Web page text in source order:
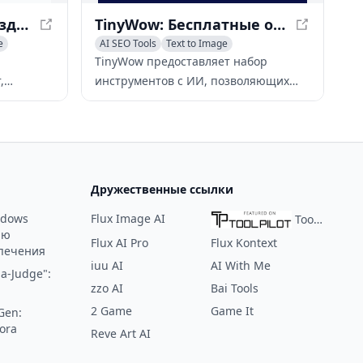
Subtitle Snapshot - Создавайте реалистичные скриншоты с субтитрами
видео,
TinyWow: Бесплатные онлайн-инструменты с ИИ для PDF, изображений, видео и написания текстов
AI SEO Tools
Text to Image
AI Photo & Image Generator
TinyWow предоставляет набор
инструментов с ИИ, позволяющих
пользователям редактировать,
изображения, видео и текстовый
Judge":
Дружественные ссылки
Flux Image AI
ToolPilot
Flux AI Pro
Flux Kontext
iuu AI
AI With Me
zzo AI
Bai Tools
2 Game
Game It
Reve Art AI